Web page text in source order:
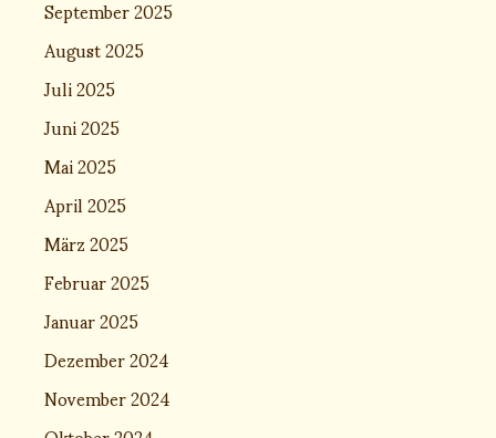
September 2025
August 2025
Juli 2025
Juni 2025
Mai 2025
April 2025
März 2025
Februar 2025
Januar 2025
Dezember 2024
November 2024